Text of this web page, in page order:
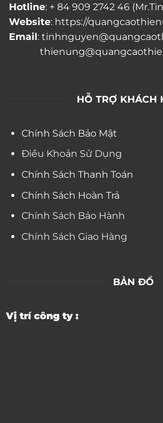
Hotline: + 84 909 2742 46
Website: https://
Email:
HỖ TRỢ KHÁCH
Chính Sách Bảo Mật
Điều Khoản Sử Dụng
Chính Sách Thanh Toán
Chính Sách Hoàn Trả
Chính Sách Bảo Hành
Chính Sách Giao Hàng
BẢN ĐỒ
Vị trí công ty :